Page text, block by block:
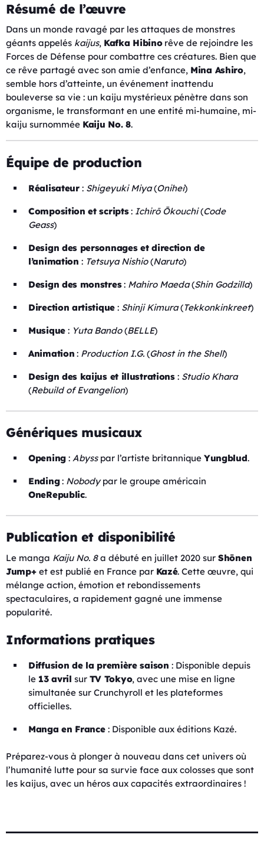
Résumé de l’œuvre
Dans un monde ravagé par les attaques de monstres
géants appelés kaijus, Kafka Hibinorêve de rejoindre les
Forces de Défense pour combattre ces créatures. Bien que
ce rêve partagé avec son amie d’enfance, Mina Ashiro,
semble hors d’atteinte, un événement inattendu
bouleverse sa vie : un kaiju mystérieux pénètre dans son
organisme, le transformant en une entité mi-humaine, mi-
kaiju surnommée Kaiju No. 8.
Équipe de production
Réalisateur: Shigeyuki Miya(Onihei)
Composition et scripts: Ichirō Ōkouchi(Code
Geass)
Design des personnages et direction de
l’animation : Tetsuya Nishio(Naruto)
Design des monstres: Mahiro Maeda(Shin Godzilla)
Direction artistique : Shinji Kimura(Tekkonkinkreet)
Musique: Yuta Bando(BELLE)
Animation : Production I.G. (Ghost in the Shell)
Design des kaijus et illustrations: Studio Khara
(Rebuild of Evangelion)
Génériques musicaux
Opening: Abysspar l’artiste britannique Yungblud.
Ending: Nobodypar le groupe américain
OneRepublic.
Publication et disponibilité
Le manga Kaiju No. 8a débuté en juillet 2020 sur Shōnen
Jump+et est publié en France par Kazé. Cette œuvre, qui
mélange action, émotion et rebondissements
spectaculaires, a rapidement gagné une immense
popularité.
Informations pratiques
Diffusion de la première saison : Disponible depuis
le 13 avril sur TV Tokyo, avec une mise en ligne
simultanée sur Crunchyroll et les plateformes
officielles.
Manga en France: Disponible aux éditions Kazé.
Préparez-vous à plonger à nouveau dans cet univers où
l’humanité lutte pour sa survie face aux colosses que sont
les kaijus, avec un héros aux capacités extraordinaires !